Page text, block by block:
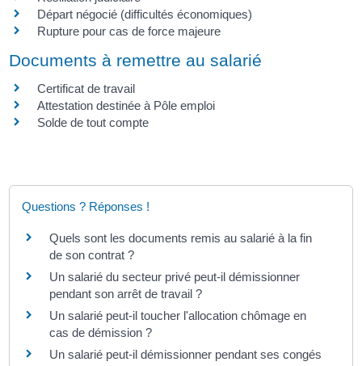
Départ négocié (difficultés économiques)
Rupture pour cas de force majeure
Documents à remettre au salarié
Certificat de travail
Attestation destinée à Pôle emploi
Solde de tout compte
Questions ? Réponses !
Quels sont les documents remis au salarié à la fin
de son contrat ?
Un salarié du secteur privé peut-il démissionner
pendant son arrêt de travail ?
Un salarié peut-il toucher l'allocation chômage en
cas de démission ?
Un salarié peut-il démissionner pendant ses congés